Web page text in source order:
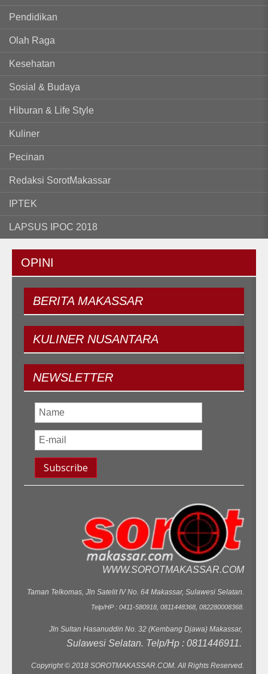
Pendidikan
Olah Raga
Kesehatan
Sosial & Budaya
Hiburan & Life Style
Kuliner
Pecinan
Redaksi SorotMakassar
IPTEK
LAPSUS IPOC 2018
OPINI
BERITA MAKASSAR
KULINER NUSANTARA
NEWSLETTER
WWW.SOROTMAKASSAR.COM
Taman Telkomas, Jln Satelit IV No. 64 Makassar, Sulawesi Selatan.
Telp/HP : 0411-580918, 0811448368, 082280008368.
Jln Sultan Hasanuddin No. 32 (Kembang Djawa) Makassar,
Sulawesi Selatan. Telp/Hp : 0811446911.
Copyright © 2018 SOROTMAKASSAR.COM. All Rights Reserved.